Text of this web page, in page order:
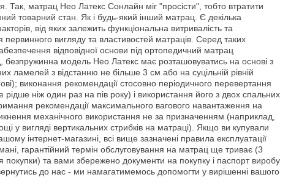
Так, матрац Нео Латекс Сонлайн міг "просісти", тобто втратити
товарний стан. Як і будь-який інший матрац. Є декілька
від яких залежить функціональна витривалість та
первинного вигляду та властивостей матраців. Серед таких
відповідної основи під ортопедичний матрац
безпружинна модель Нео Латекс має розташовуватись на основі з
ламелей з відстанню не більше 3 см або на суцільній рівній
виконання рекомендації стосовно періодичного перевертання
рідше ніж один раз на пів року) і використання його з двох спальних
рекомендації максимального вагового навантаження на
механічного використання не за призначенням (наприклад,
у вигляді вертикальних стрибків на матраці). Якщо ви купували
інтернет-магазині, всі вище зазначені правила експлуатації
гарантійний термін обслуговування на матрац ще триває (3
покупки) та вами збережено документи на покупку і паспорт виробу
до нас - ми намагатимемось допомогти у вирішенні вашого